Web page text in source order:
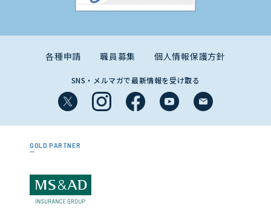
各種申請 職員募集 個人情報保護方針
SNS・メルマガで最新情報を受け取る
GOLD PARTNER